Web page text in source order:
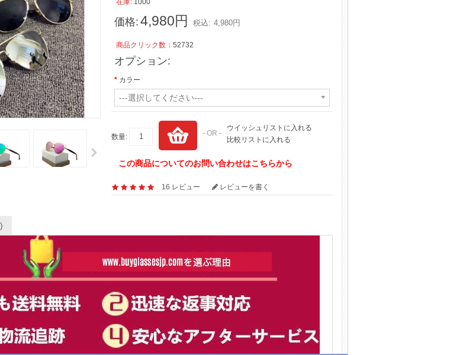
在庫: 1000
価格: 4,980円 税込: 4,980円
商品クリック数：52732
オプション:
カラー
---選択してください---
数量: - OR -
ウイッシュリストに入れる
比較リストに入れる
この商品についてのお問い合わせはこちらから
16 レビュー レビューを書く